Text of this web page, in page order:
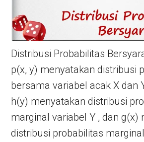
Distribusi Probabilitas
p(x, y) menyatakan distribusi
bersama variabel acak X dan
h(y) menyatakan distribusi
marginal variabel Y , dan g(x)
distribusi probabilitas